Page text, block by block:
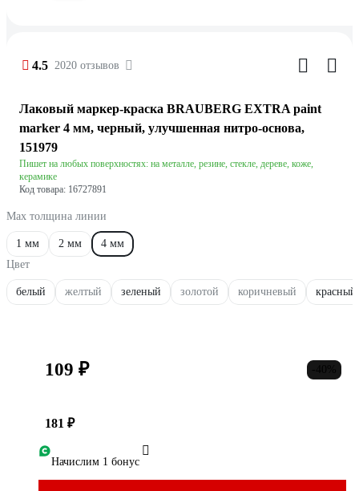
4.5 2020 отзывов
Лаковый маркер-краска BRAUBERG EXTRA paint
marker 4 мм, черный, улучшенная нитро-основа,
151979
Пишет на любых поверхностях: на металле, резине, стекле, дереве, коже,
керамике
Код товара: 16727891
Мах толщина линии
1 мм 2 мм
4 мм
Цвет
белый желтый зеленый золотой коричневый красный
109 ₽
181 ₽
Начислим 1 бонус